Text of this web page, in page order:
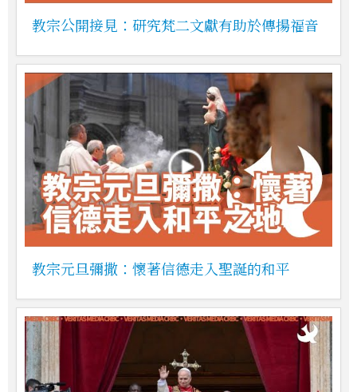
教宗公開接見：研究梵二文獻有助於傳揚福音
教宗元旦彌撒：懷著信德走入聖誕的和平